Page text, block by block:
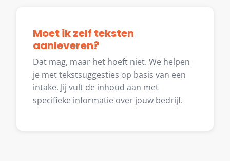
Moet ik zelf teksten
aanleveren?
Dat mag, maar het hoeft niet. We helpen
je met tekstsuggesties op basis van een
intake. Jij vult de inhoud aan met
specifieke informatie over jouw bedrijf.